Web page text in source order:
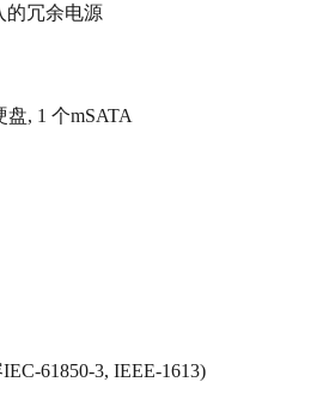
的冗余电源
盘, 1 个mSATA
61850-3, IEEE-1613)